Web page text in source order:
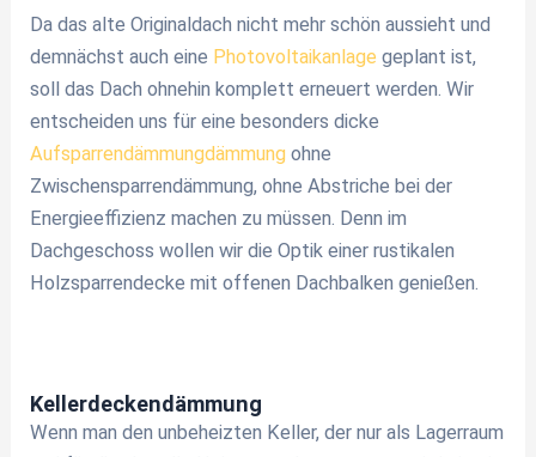
Da das alte Originaldach nicht mehr schön aussieht und
demnächst auch eine Photovoltaikanlage geplant ist,
soll das Dach ohnehin komplett erneuert werden. Wir
entscheiden uns für eine besonders dicke
Aufsparrendämmungdämmung ohne
Zwischensparrendämmung, ohne Abstriche bei der
Energieeffizienz machen zu müssen. Denn im
Dachgeschoss wollen wir die Optik einer rustikalen
Holzsparrendecke mit offenen Dachbalken genießen.
Kellerdeckendämmung
Wenn man den unbeheizten Keller, der nur als Lagerraum